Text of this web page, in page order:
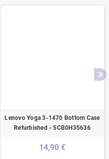
Lenovo Yoga 3-1470 Bottom Case
Refurbished - 5CB0H35636
14,90 €